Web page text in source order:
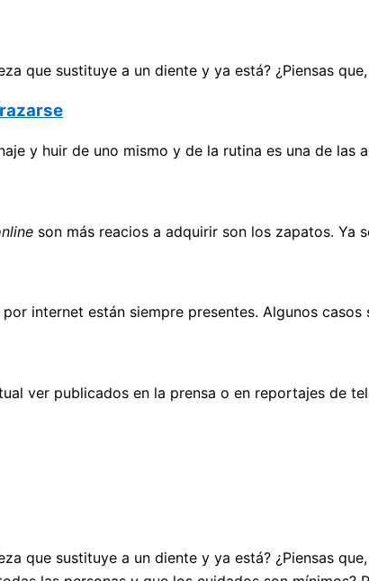
que sustituye a un diente y ya está? ¿Piensas
y huir de uno mismo y de la rutina es una de las
son más reacios a adquirir son los zapatos. Ya
por internet están siempre presentes. Algunos
ver publicados en la prensa o en reportajes de
que sustituye a un diente y ya está? ¿Piensas